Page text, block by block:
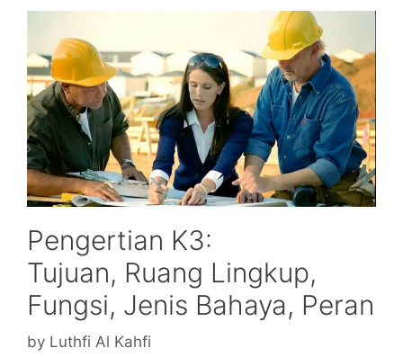
Pengertian K3:
Tujuan, Ruang Lingkup,
Fungsi, Jenis Bahaya, Peran
by Luthfi Al Kahfi